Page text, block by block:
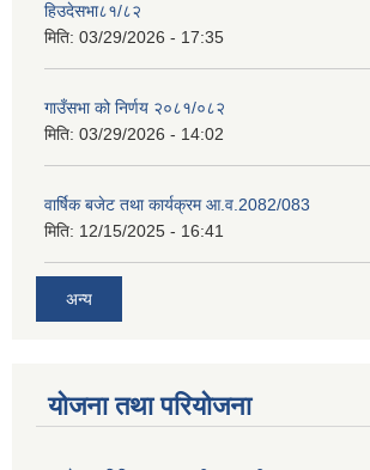
हिउदेसभा८१/८२
मिति: 03/29/2026 - 17:35
गाउँसभा को निर्णय २०८१/०८२
मिति: 03/29/2026 - 14:02
वार्षिक बजेट तथा कार्यक्रम आ.व.2082/083
मिति: 12/15/2025 - 16:41
अन्य
योजना तथा परियोजना